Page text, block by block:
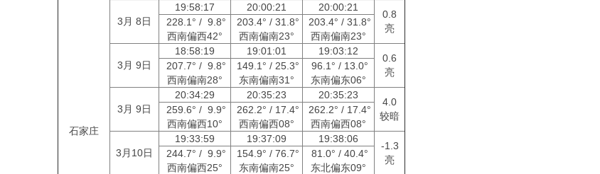
石家庄
3月 8日
19:58:17 20:00:21 20:00:21
0.8
亮
228.1° / 9.8°
西南偏西42°
203.4° / 31.8°
西南偏南23°
203.4° / 31.8°
西南偏南23°
3月 9日
18:58:19 19:01:01 19:03:12
0.6
亮
207.7° / 9.8°
西南偏南28°
149.1° / 25.3°
东南偏南31°
96.1° / 13.0°
东南偏东06°
3月 9日
20:34:29 20:35:23 20:35:23
4.0
较暗
259.6° / 9.9°
西南偏西10°
262.2° / 17.4°
西南偏西08°
262.2° / 17.4°
西南偏西08°
3月10日
19:33:59 19:37:09 19:38:06
-1.3
亮
244.7° / 9.9°
西南偏西25°
154.9° / 76.7°
东南偏南25°
81.0° / 40.4°
东北偏东09°